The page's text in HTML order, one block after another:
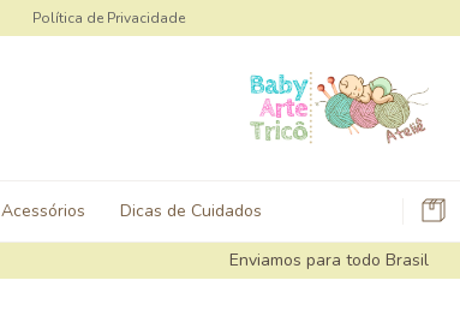
Política de Privacidade
Enviamos para todo Brasil
Acessórios Dicas de Cuidados